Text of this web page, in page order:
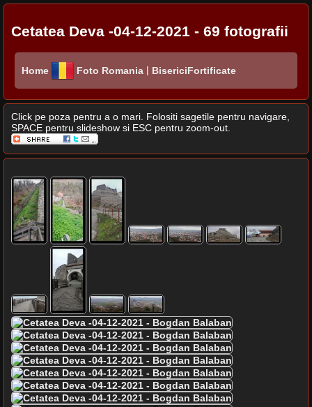
Cetatea Deva -04-12-2021 - 69 fotografii
Home Foto Romania | BisericiFortificate
Click pe poza pentru a o mari. Folositi sagetile pentru navigare,
SPACE pentru slideshow si ESC pentru zoom-out.